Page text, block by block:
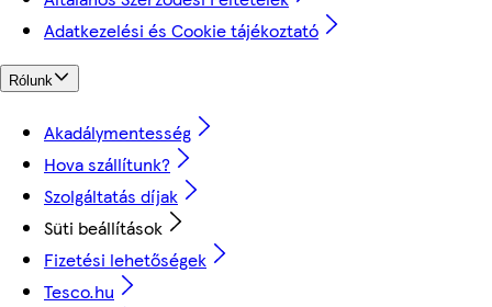
Adatkezelési és Cookie tájékoztató
Rólunk
Akadálymentesség
Hova szállítunk?
Szolgáltatás díjak
Süti beállítások
Fizetési lehetőségek
Tesco.hu